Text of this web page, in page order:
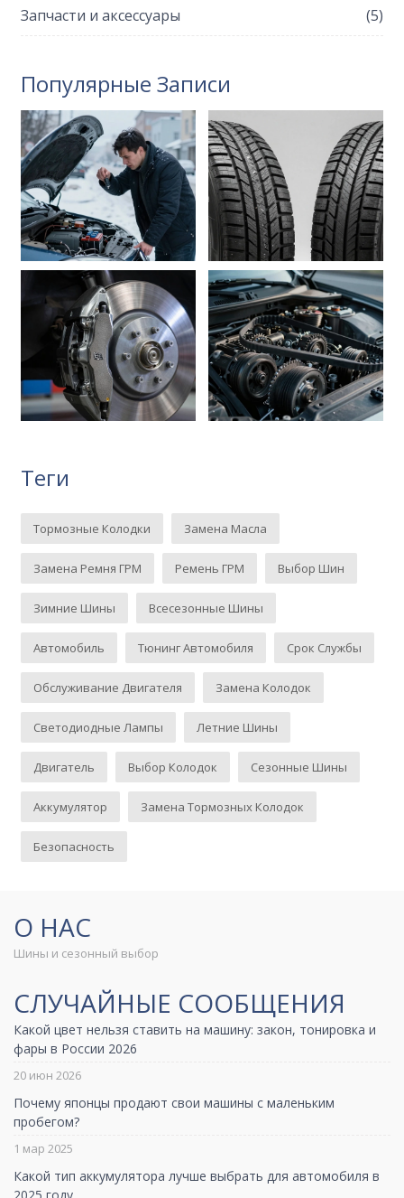
Запчасти и аксессуары (5)
Популярные Записи
Теги
Тормозные Колодки Замена Масла
Замена Ремня ГРМ Ремень ГРМ Выбор Шин
Зимние Шины Всесезонные Шины
Автомобиль Тюнинг Автомобиля Срок Службы
Обслуживание Двигателя Замена Колодок
Светодиодные Лампы Летние Шины
Двигатель Выбор Колодок Сезонные Шины
Аккумулятор Замена Тормозных Колодок
Безопасность
О НАС
Шины и сезонный выбор
СЛУЧАЙНЫЕ СООБЩЕНИЯ
Какой цвет нельзя ставить на машину: закон, тонировка и
фары в России 2026
20 июн 2026
Почему японцы продают свои машины с маленьким
пробегом?
1 мар 2025
Какой тип аккумулятора лучше выбрать для автомобиля в